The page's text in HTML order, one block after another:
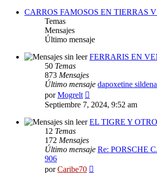
CARROS FAMOSOS EN TIERRAS
Temas
Mensajes
Último mensaje
FERRARIS EN
50 Temas
873 Mensajes
Último mensaje dapoxetine
porMogrelt
último
Septiembre 7, 2024, 9:52 am
EL TIGRE Y
12 Temas
172 Mensajes
Último mensaje Re: PORSCHE
906
porCaribe70